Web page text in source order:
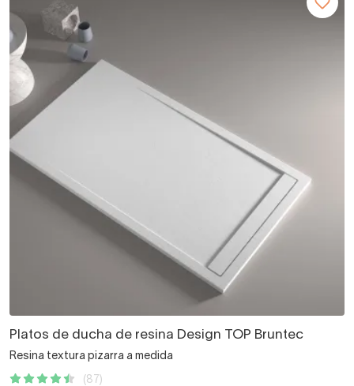
Platos de ducha de resina Design TOP Bruntec
Resina textura pizarra a medida
(87)